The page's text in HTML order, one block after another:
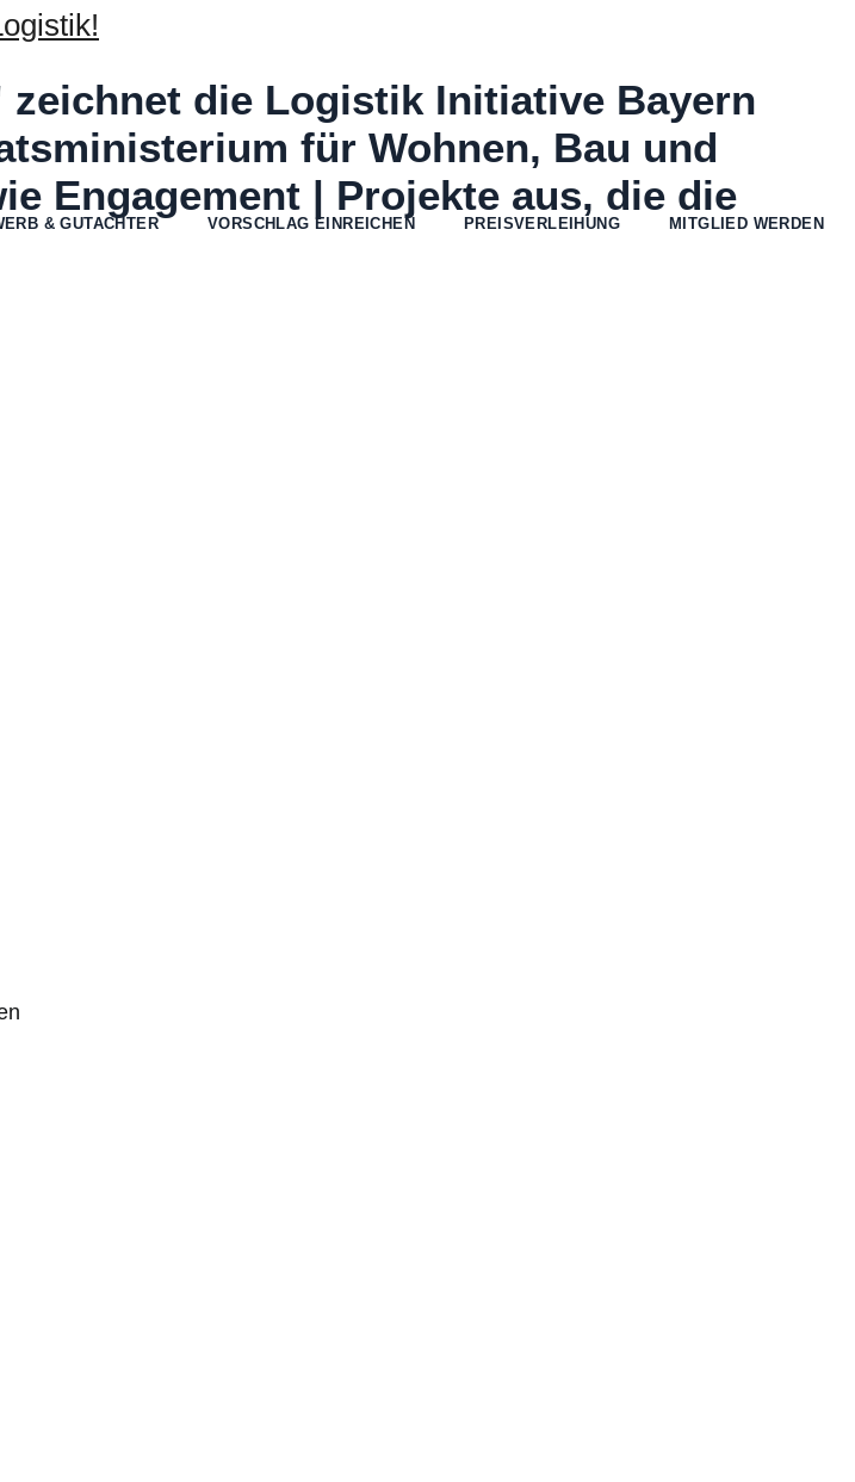
die Logistik Initiative Bayern
für Wohnen, Bau und
Engagement | Projekte aus, die die
& GUTACHTER VORSCHLAG EINREICHEN PREISVERLEIHUNG MITGLIED WERDEN